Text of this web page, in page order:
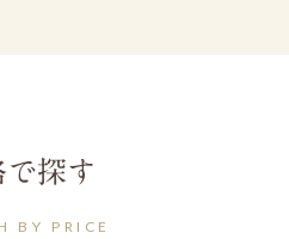
で探す
BY PRICE